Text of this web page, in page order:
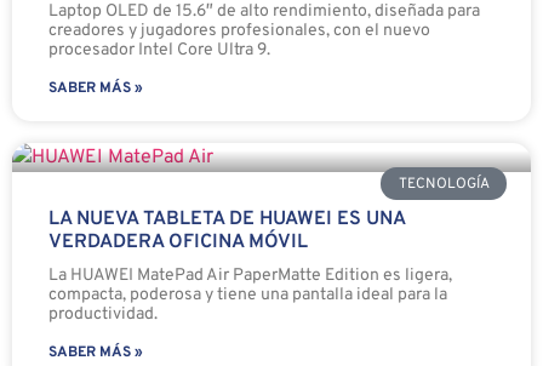
Laptop OLED de 15.6″ de alto rendimiento, diseñada para
creadores y jugadores profesionales, con el nuevo
procesador Intel Core Ultra 9.
SABER MÁS »
TECNOLOGÍA
LA NUEVA TABLETA DE HUAWEI ES UNA
VERDADERA OFICINA MÓVIL
La HUAWEI MatePad Air PaperMatte Edition es ligera,
compacta, poderosa y tiene una pantalla ideal para la
productividad.
SABER MÁS »